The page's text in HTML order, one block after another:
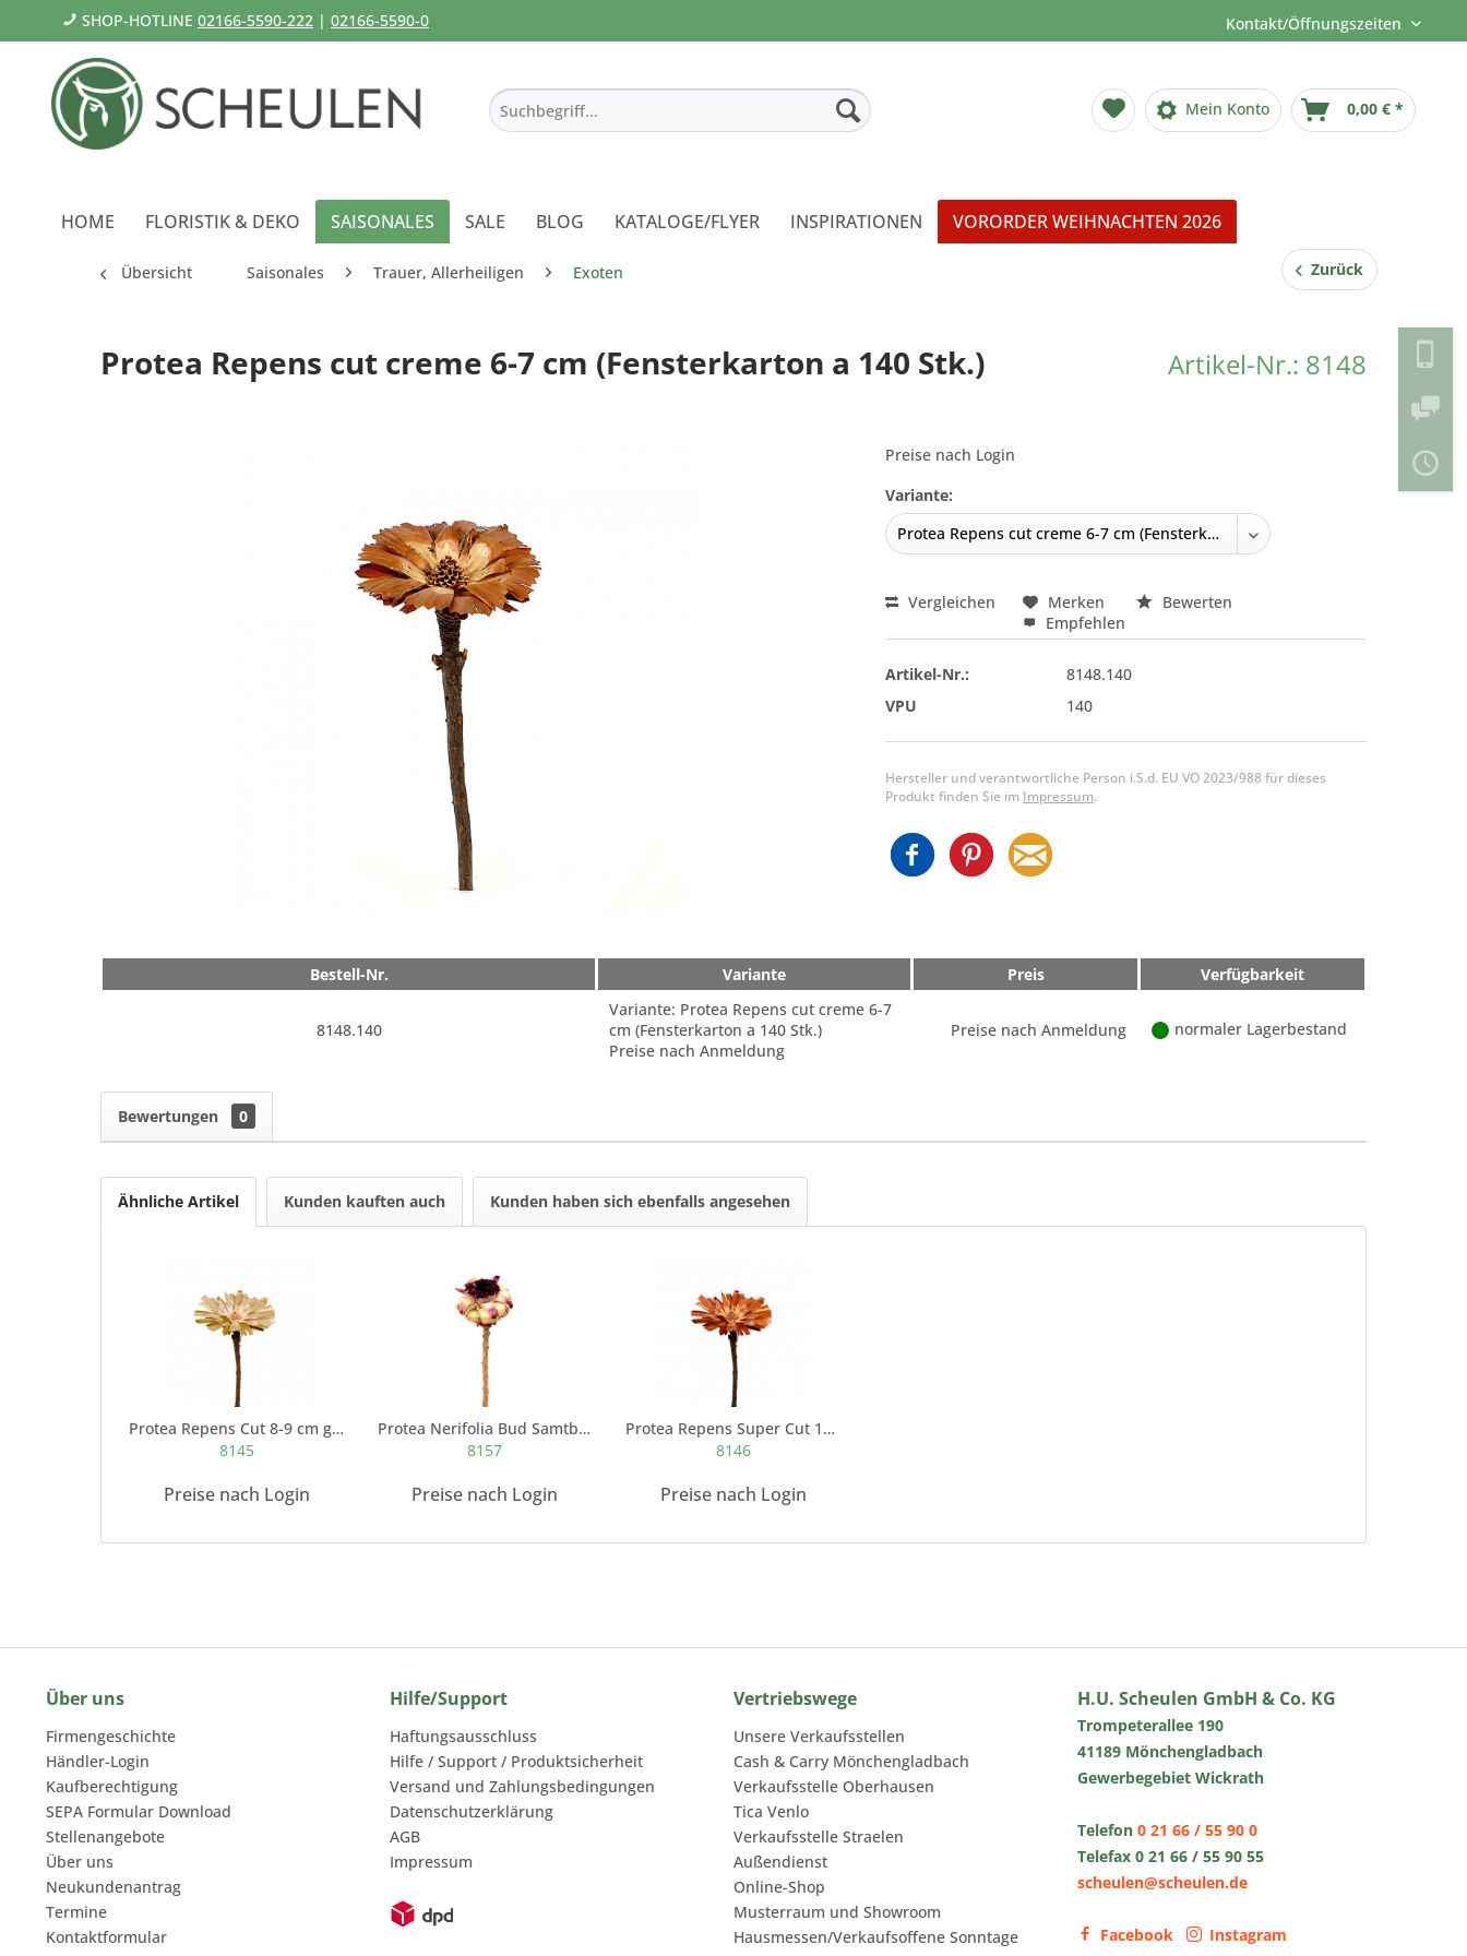
SHOP-HOTLINE 02166-5590-222 | 02166-5590-0 Kontakt/Öffnungszeiten
Mein Konto 0,00 € *
HOME FLORISTIK & DEKO SAISONALES SALE BLOG KATALOGE/FLYER INSPIRATIONEN VORORDER WEIHNACHTEN 2026
Übersicht Saisonales Trauer, Allerheiligen Exoten Zurück
Artikel-Nr.: 8148
Protea Repens cut creme 6-7 cm (Fensterkarton a 140 Stk.)
Preise nach Login
Variante:
Vergleichen Merken
Bewerten
Empfehlen
Artikel-Nr.:
8148.140
VPU
140
Hersteller und verantwortliche Person i.S.d. EU VO 2023/988 für dieses
Produkt finden Sie im Impressum.
Bestell-Nr. Variante Preis Verfügbarkeit
8148.140
Variante: Protea Repens cut creme 6-7
cm (Fensterkarton a 140 Stk.)
Preise nach Anmeldung
Preise nach Anmeldung normaler Lagerbestand
Bewertungen 0
Ähnliche Artikel Kunden kauften auch Kunden haben sich ebenfalls angesehen
Protea Repens Cut 8-9 cm gebleicht...
8145
Preise nach Login
Protea Nerifolia Bud Samtblume (Fensterkarton a...
8157
Preise nach Login
Protea Repens Super Cut 10-12cm creme...
8146
Preise nach Login
Über uns
Firmengeschichte
Händler-Login
Kaufberechtigung
SEPA Formular Download
Stellenangebote
Über uns
Neukundenantrag
Termine
Kontaktformular
Hilfe/Support
Haftungsausschluss
Hilfe / Support / Produktsicherheit
Versand und Zahlungsbedingungen
Datenschutzerklärung
AGB
Impressum
Vertriebswege
Unsere Verkaufsstellen
Cash & Carry Mönchengladbach
Verkaufsstelle Oberhausen
Tica Venlo
Verkaufsstelle Straelen
Außendienst
Online-Shop
Musterraum und Showroom
Hausmessen/Verkaufsoffene Sonntage
H.U. Scheulen GmbH & Co. KG
Trompeterallee 190
41189 Mönchengladbach
Gewerbegebiet Wickrath
Telefon 0 21 66 / 55 90 0
Telefax 0 21 66 / 55 90 55
scheulen@scheulen.de
Facebook Instagram